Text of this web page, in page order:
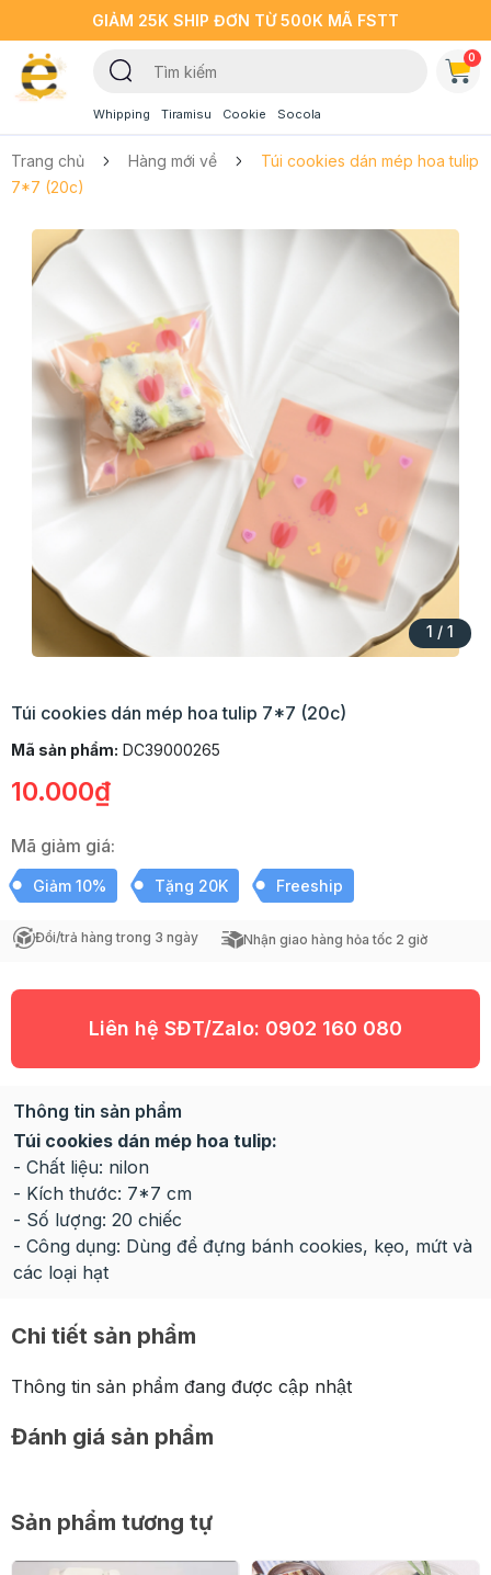
GIẢM 25K SHIP ĐƠN TỪ 500K MÃ FSTT
Whipping Tiramisu Cookie Socola
0
Trang chủ Hàng mới về
Túi cookies dán mép hoa tulip
7*7 (20c)
1 / 1
Túi cookies dán mép hoa tulip 7*7 (20c)
Mã sản phẩm: DC39000265
10.000₫
Mã giảm giá:
Giảm 10% Tặng 20K Freeship
Đổi/trả hàng trong 3 ngày Nhận giao hàng hỏa tốc 2 giờ
Liên hệ SĐT/Zalo: 0902 160 080
Thông tin sản phẩm
Túi cookies dán mép hoa tulip:
- Chất liệu: nilon
- Kích thước: 7*7 cm
- Số lượng: 20 chiếc
- Công dụng: Dùng để đựng bánh cookies, kẹo, mứt và
các loại hạt
Chi tiết sản phẩm
Thông tin sản phẩm đang được cập nhật
Đánh giá sản phẩm
Sản phẩm tương tự